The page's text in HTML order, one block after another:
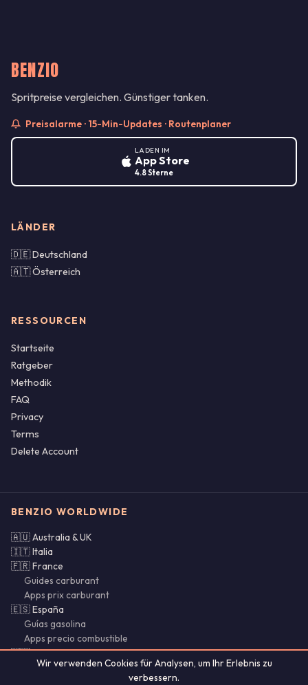
BENZIO
Spritpreise vergleichen. Günstiger tanken.
Preisalarme · 15-Min-Updates · Routenplaner
LADEN IM
App Store
4.8 Sterne
LÄNDER
🇩🇪 Deutschland
🇦🇹 Österreich
RESSOURCEN
Startseite
Ratgeber
Methodik
FAQ
Privacy
Terms
Delete Account
BENZIO WORLDWIDE
🇦🇺 Australia & UK
🇮🇹 Italia
🇫🇷 France
Guides carburant
Apps prix carburant
🇪🇸 España
Guías gasolina
Apps precio combustible
🇵🇹 Portugal & Brasil
🌍 SI · CY · LU · MX · CL
Wir verwenden Cookies für Analysen, um Ihr Erlebnis zu
verbessern.